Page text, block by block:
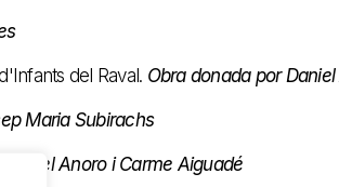
del Raval. Obra donada por
Maria Subirachs
Anoro i Carme Aiguadé